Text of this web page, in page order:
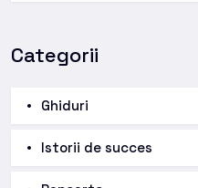
Categorii
Ghiduri
Istorii de succes